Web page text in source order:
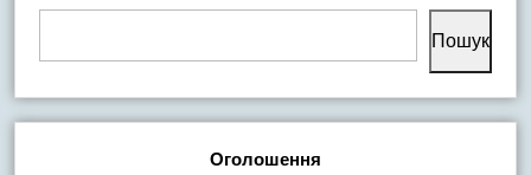
Пошук
Оголошення